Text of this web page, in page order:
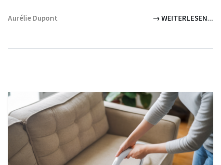
Aurélie Dupont → WEITERLESEN...